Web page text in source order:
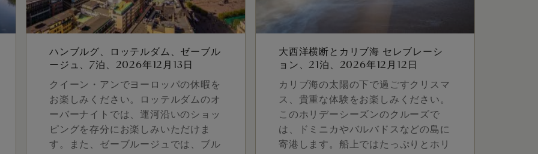
ハンブルグ、ロッテルダム、ゼーブル
ージュ、7泊、2026年12月13日
クイーン・アンでヨーロッパの休暇を
お楽しみください。ロッテルダムのオ
ーバーナイトでは、運河沿いのショッ
ピングを存分にお楽しみいただけま
す。また、ゼーブルージュでは、ブル
大西洋横断とカリブ海 セレブレーシ
ョン、21泊、2026年12月12日
カリブ海の太陽の下で過ごすクリスマ
ス、貴重な体験をお楽しみください。
このホリデーシーズンのクルーズで
は、ドミニカやバルバドスなどの島に
寄港します。船上ではたっぷりとホリ